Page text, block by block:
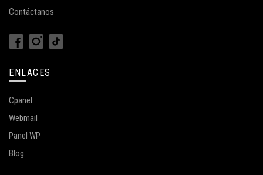
Contáctanos
ENLACES
Cpanel
Webmail
Panel WP
Blog